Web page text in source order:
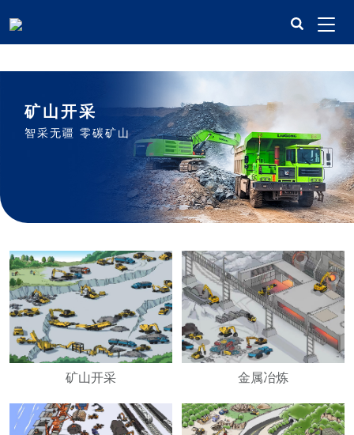
米兰平台
矿山开采
智采无疆 零碳矿山
矿山开采 金属冶炼